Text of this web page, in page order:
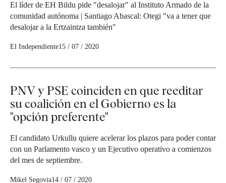
El líder de EH Bildu pide "desalojar" al Instituto Armado de la
comunidad autónoma | Santiago Abascal: Otegi "va a tener que
desalojar a la Ertzaintza también"
El Independiente15 / 07 / 2020
PNV y PSE coinciden en que reeditar
su coalición en el Gobierno es la
"opción preferente"
El candidato Urkullu quiere acelerar los plazos para poder contar
con un Parlamento vasco y un Ejecutivo operativo a comienzos
del mes de septiembre.
Mikel Segovia14 / 07 / 2020